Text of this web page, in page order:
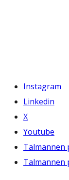
Instagram
Linkedin
X
Youtube
Talmannen
Talmannen